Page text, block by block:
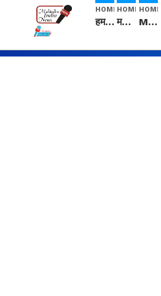
HOME
हम सनातनी..." सांसद kangana Ranaut से क्या बोली लड़की? Viral Jantar-Mantar | CJP protest
HOME
मनीषा हत्याकांड: हत्या, आत्महत्या या कोई बड़ा राज? | Full Story | Josh Haryana
HOME
Mangalsutra: हिंदू धर्म में शादी के बाद मंगलसूत्र क्यों पहनती है महिलाएं, किसने शुरु की ये परंपरा